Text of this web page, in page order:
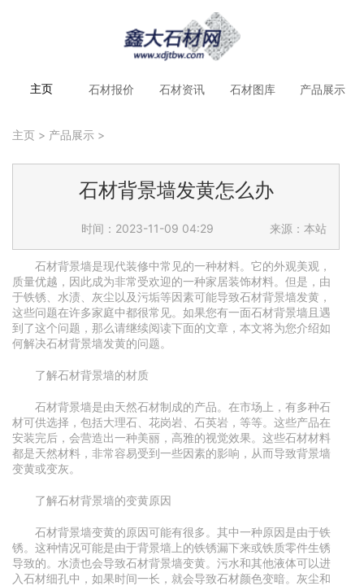
主页 石材报价 石材资讯 石材图库 产品展示
主页 > 产品展示 >
石材背景墙发黄怎么办
时间：2023-11-09 04:29 来源：本站
石材背景墙是现代装修中常见的一种材料。它的外观美观，
质量优越，因此成为非常受欢迎的一种家居装饰材料。但是，由
于铁锈、水渍、灰尘以及污垢等因素可能导致石材背景墙发黄，
这些问题在许多家庭中都很常见。如果您有一面石材背景墙且遇
到了这个问题，那么请继续阅读下面的文章，本文将为您介绍如
何解决石材背景墙发黄的问题。
了解石材背景墙的材质
石材背景墙是由天然石材制成的产品。在市场上，有多种石
材可供选择，包括大理石、花岗岩、石英岩，等等。这些产品在
安装完后，会营造出一种美丽，高雅的视觉效果。这些石材材料
都是天然材料，非常容易受到一些因素的影响，从而导致背景墙
变黄或变灰。
了解石材背景墙的变黄原因
石材背景墙变黄的原因可能有很多。其中一种原因是由于铁
锈。这种情况可能是由于背景墙上的铁锈漏下来或铁质零件生锈
导致的。水渍也会导致石材背景墙变黄。污水和其他液体可以进
入石材细孔中，如果时间一长，就会导致石材颜色变暗。灰尘和